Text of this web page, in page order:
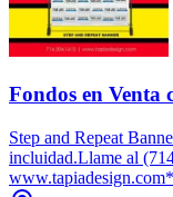
Fondos en Venta
Step and Repeat
incluidad.Llame al